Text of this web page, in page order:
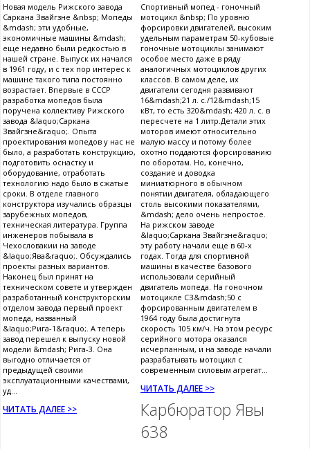
Новая модель Рижского завода
Саркана Звайгзне &nbsp; Мопеды
&mdash; эти удобные,
экономичные машины &mdash;
еще недавно были редкостью в
нашей стране. Выпуск их начался
в 1961 году, и с тех пор интерес к
машине такого типа постоянно
возрастает. Впервые в СССР
разработка мопедов была
поручена коллективу Рижского
завода &laquo;Саркана
Звайгзне&raquo;. Опыта
проектирования мопедов у нас не
было, а разработать конструкцию,
подготовить оснастку и
оборудование, отработать
технологию надо было в сжатые
сроки. В отделе главного
конструктора изучались образцы
зарубежных мопедов,
техническая литература. Группа
инженеров побывала в
Чехословакии на заводе
&laquo;Ява&raquo;. Обсуждались
проекты разных вариантов.
Наконец был принят на
техническом совете и утвержден
разработанный конструкторским
отделом завода первый проект
мопеда, названный
&laquo;Рига-1&raquo;. А теперь
завод перешел к выпуску новой
модели &mdash; Рига-3. Она
выгодно отличается от
предыдущей своими
эксплуатационными качествами,
уд...
ЧИТАТЬ ДАЛЕЕ >>
Спортивный мопед - гоночный
мотоцикл &nbsp; По уровню
форсировки двигателей, высоким
удельным параметрам 50-кубовые
гоночные мотоциклы занимают
особое место даже в ряду
аналогичных мотоциклов других
классов. В самом деле, их
двигатели сегодня развивают
16&mdash;21 л. с./12&mdash;15
кВт, то есть 320&mdash; 420 л. с. в
пересчете на 1 литр.Детали этих
моторов имеют относительно
малую массу и потому более
охотно поддаются форсированию
по оборотам. Но, конечно,
создание и доводка
миниатюрного в обычном
понятии двигателя, обладающего
столь высокими показателями,
&mdash; дело очень непростое.
На рижском заводе
&laquo;Саркана Звайгзне&raquo;
эту работу начали еще в 60-х
годах. Тогда для спортивной
машины в качестве базового
использовали серийный
двигатель мопеда. На гоночном
мотоцикле СЗ&mdash;50 с
форсированным двигателем в
1964 году была достигнута
скорость 105 км/ч. На этом ресурс
серийного мотора оказался
исчерпанным, и на заводе начали
разрабатывать мотоцикл с
современным силовым агрегат...
ЧИТАТЬ ДАЛЕЕ >>
Карбюратор Явы
638